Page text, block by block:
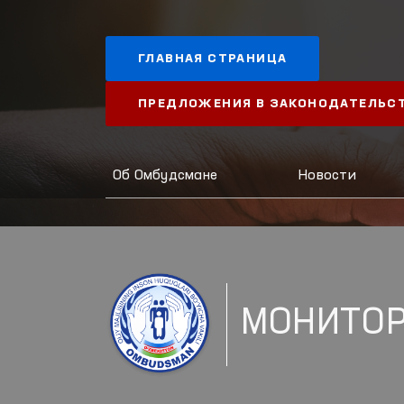
ГЛАВНАЯ СТРАНИЦА
ПРЕДЛОЖЕНИЯ В
Об Омбудсмане Новости